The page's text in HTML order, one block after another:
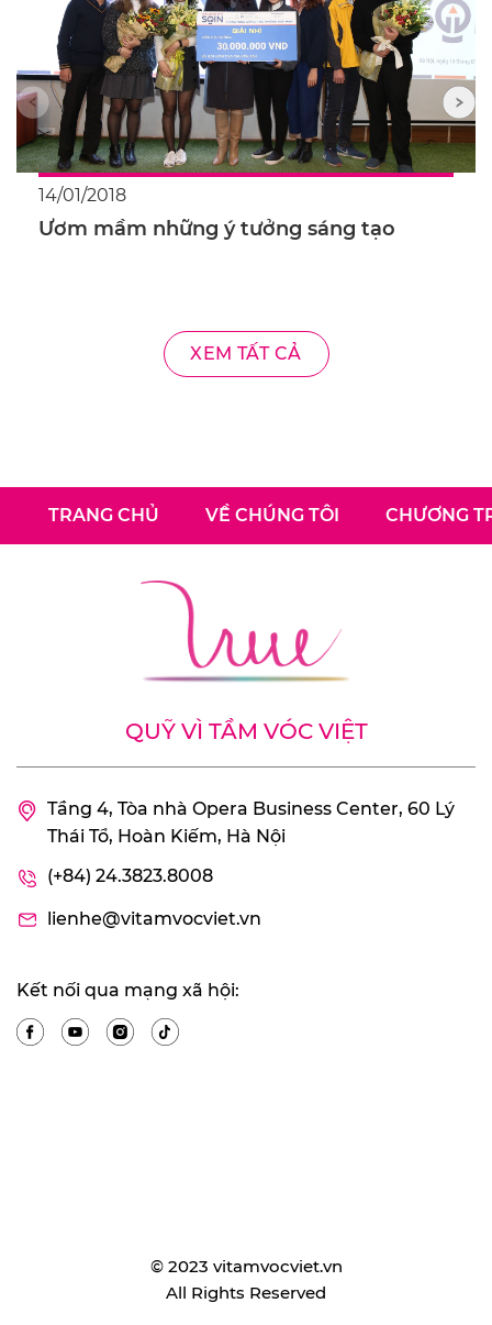
14/01/2018
Ươm mầm những ý tưởng sáng tạo
XEM TẤT CẢ
TRANG CHỦ VỀ CHÚNG TÔI CHƯƠNG
QUỸ VÌ TẦM VÓC VIỆT
Tầng 4, Tòa nhà Opera Business Center, 60 Lý
Thái Tổ, Hoàn Kiếm, Hà Nội
(+84) 24.3823.8008
lienhe@vitamvocviet.vn
Kết nối qua mạng xã hội:
© 2023 vitamvocviet.vn
All Rights Reserved